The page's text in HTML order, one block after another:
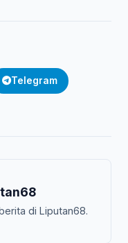
Telegram
di Liputan68.